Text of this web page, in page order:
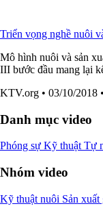
Triển vọng nghề nuôi
Mô hình nuôi và sản
III bước đầu mang lại
KTV.org • 03/10/2018
Danh mục video
Phóng sự Kỹ thuật Tự
Nhóm video
Kỹ thuật nuôi Sản xuất